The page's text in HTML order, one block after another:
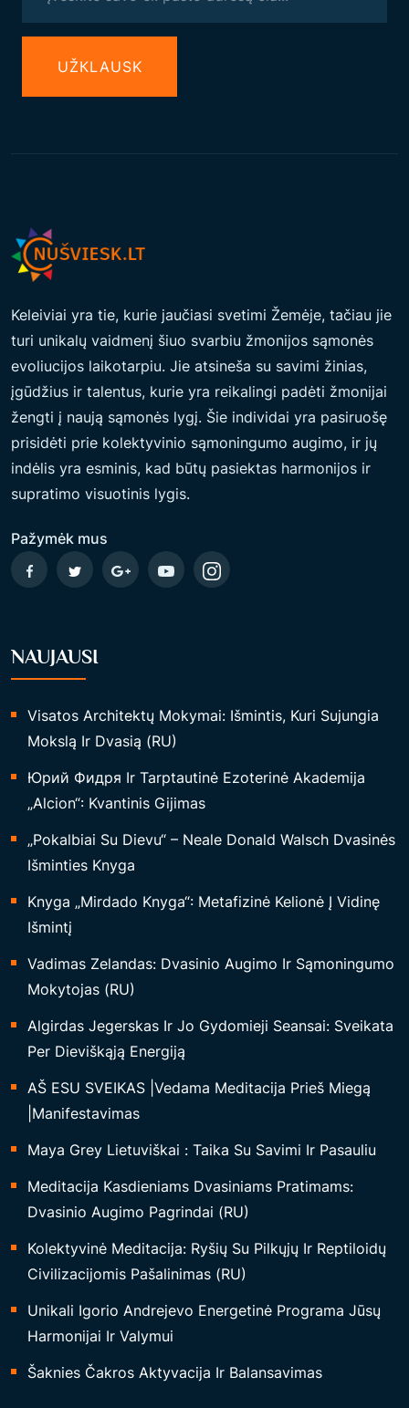
UŽКLAUSK
Keleiviai yra tie, kurie jaučiasi svetimi Žemėje, tačiau jie
turi unikalų vaidmenį šiuo svarbiu žmonijos sąmonės
evoliucijos laikotarpiu. Jie atsineša su savimi žinias,
įgūdžius ir talentus, kurie yra reikalingi padėti žmonijai
žengti į naują sąmonės lygį. Šie individai yra pasiruošę
prisidėti prie kolektyvinio sąmoningumo augimo, ir jų
indėlis yra esminis, kad būtų pasiektas harmonijos ir
supratimo visuotinis lygis.
Pažymėk mus
NAUJAUSI
Visatos Architektų Mokymai: Išmintis, Kuri Sujungia
Mokslą Ir Dvasią (RU)
Юрий Фидря Ir Tarptautinė Ezoterinė Akademija
„Alcion“: Kvantinis Gijimas
„Pokalbiai Su Dievu“ – Neale Donald Walsch Dvasinės
Išminties Knyga
Knyga „Mirdado Knyga“: Metafizinė Kelionė Į Vidinę
Išmintį
Vadimas Zelandas: Dvasinio Augimo Ir Sąmoningumo
Mokytojas (RU)
Algirdas Jegerskas Ir Jo Gydomieji Seansai: Sveikata
Per Dieviškąją Energiją
AŠ ESU SVEIKAS |Vedama Meditacija Prieš Miegą
|Manifestavimas
Maya Grey Lietuviškai : Taika Su Savimi Ir Pasauliu
Meditacija Kasdieniams Dvasiniams Pratimams:
Dvasinio Augimo Pagrindai (RU)
Kolektyvinė Meditacija: Ryšių Su Pilkųjų Ir Reptiloidų
Civilizacijomis Pašalinimas (RU)
Unikali Igorio Andrejevo Energetinė Programa Jūsų
Harmonijai Ir Valymui
Šaknies Čakros Aktyvacija Ir Balansavimas